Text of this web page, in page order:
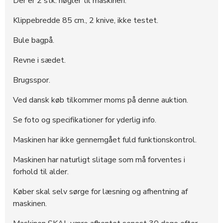
Klippebredde 85 cm., 2 knive, ikke testet.
Bule bagpå.
Revne i sædet.
Brugsspor.
Ved dansk køb tilkommer moms på denne auktion.
Se foto og specifikationer for yderlig info.
Maskinen har ikke gennemgået fuld funktionskontrol.
Maskinen har naturligt slitage som må forventes i
forhold til alder.
Køber skal selv sørge for læsning og afhentning af
maskinen.